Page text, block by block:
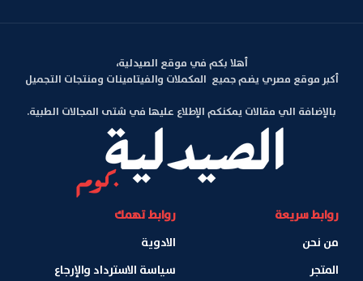
أهلا بكم في موقع الصيدلية،
أكبر موقع مصري يضم جميع المكملات والفيتامينات ومنتجات التجميل
بالإضافة الي مقالات يمكنكم الإطلاع عليها في شتى المجالات الطبية.
روابط سريعة
من نحن
المتجر
روابط تهمك
الادوية
سياسة الاسترداد والإرجاع